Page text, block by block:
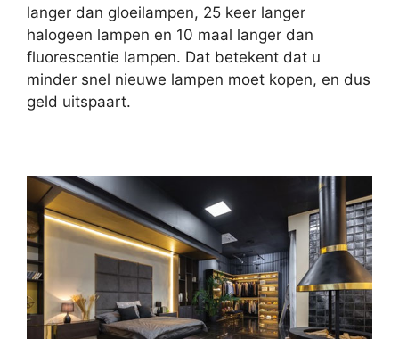
langer dan gloeilampen, 25 keer langer
halogeen lampen en 10 maal langer dan
fluorescentie lampen. Dat betekent dat u
minder snel nieuwe lampen moet kopen, en dus
geld uitspaart.